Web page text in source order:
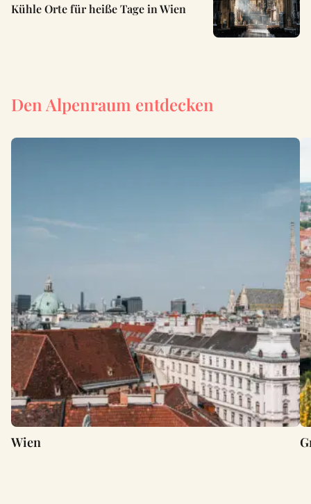
Kühle Orte für heiße Tage in Wien
Den Alpenraum entdecken
Wien